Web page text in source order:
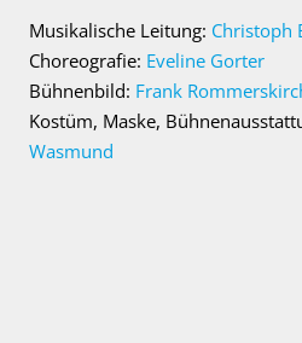
Musikalische Leitung: Christoph
Choreografie: Eveline Gorter
Bühnenbild: Frank
Kostüm, Maske,
Wasmund